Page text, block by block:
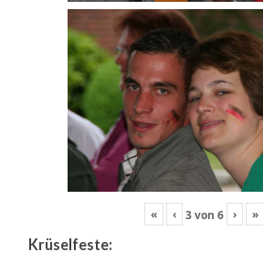
« ‹ 3von 6 › »
Krüselfeste: